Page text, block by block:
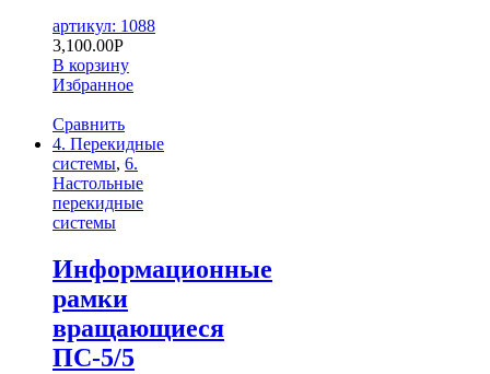
артикул: 1088
3,100.00Р
В корзину
Избранное
Сравнить
4. Перекидные
системы, 6.
Настольные
перекидные
системы
Информационные
рамки
вращающиеся
ПС-5/5